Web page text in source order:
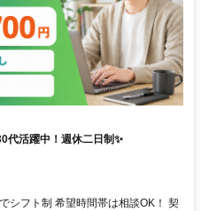
代活躍中！週休二日制✨
シフト制 希望時間帯は相談OK！ 契